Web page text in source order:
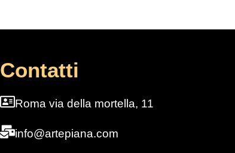
Contatti
Roma via della mortella, 11
info@artepiana.com